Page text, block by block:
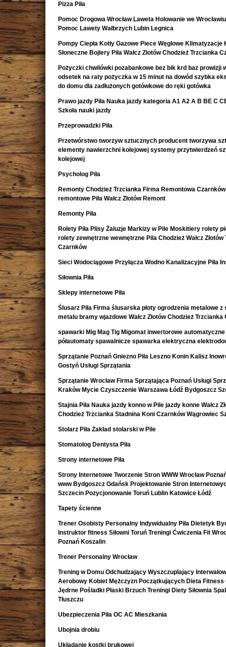
Pizza Piła
Pomoc Drogowa Wrocław Laweta Holowanie we
Pomoc Lawety Wałbrzych Lubin Legnica
Pompy Ciepła Kotły Gazowe Piece Węglowe Klimatyzacje
Słoneczne Bojlery Piła Wałcz Złotów Chodzież Trzcianka
Pożyczki chwilówki pozabankowe bez bik krd baz prowizji
odsetek na raty pożyczka w 15 minut na dowód szybka
do domu dla zadłużonych gotówkowe do ręki gotówka
Prawo jazdy Piła Nauka jazdy kategoria A1 A2 A B BE C
Szkoła nauki jazdy
Przeprowadzki Piła
Przetwórstwo tworzyw sztucznych producent tworzywa
elementy nawierzchni kolejowej systemy przytwierdzeń
kolejowej
Psycholog Piła
Remonty Chodzież Trzcianka Firma Remontowa Czarnków
remontowe Piła Wałcz Złotów Remont
Remonty Piła
Rolety Piła Plisy Żaluzje Markizy w Pile Moskitiery rolety
rolety zewnętrzne wewnętrzne Pila Chodzież Wałcz Złotów
Czarnków
Sieci Wodociągowe Przyłącza Wodno Kanalizacyjne Piła
Siłownia Piła
Sklepy internetowe Piła
Ślusarz Piła Firma ślusarska płoty ogrodzenia metalowe z
metalu bramy wjazdowe Wałcz Złotów Chodzież Trzcianka
spawarki Mig Mag Tig Migomat inwertorowe automatyczne
półautomaty spawalnicze spawarka elektryczna
Sprzątanie Poznań Gniezno Piła Leszno Konin Kalisz
Gostyń Usługi Sprzątania
Sprzątanie Wrocław Firma Sprzątająca Poznań Usługi
Kraków Mycie Czyszczenie Warszawa Łódź Bydgoszcz
Stajnia Piła Nauka jazdy konno w Pile jazdy konne Wałcz
Chodzież Trzcianka Stadnina Koni Czarnków Wągrowiec
Stolarz Piła Zakład stolarski w Pile
Stomatolog Dentysta Piła
Strony internetowe Piła
Strony Internetowe Tworzenie Stron WWW Wrocław
www Bydgoszcz Gdańsk Projektowanie Stron
Szczecin Pozycjonowanie Toruń Lublin Katowice Łódź
Tapety ścienne
Trener Osobisty Personalny Indywidualny Piła Dietetyk
Instruktor fitness Siłowni Toruń Treningi Ćwiczenia Fit
Poznań Koszalin
Trener Personalny Wrocław
Trening w Domu Odchudzający Wyszczuplający
Aerobowy Kobiet Mężczyzn Początkujących Dieta Fitness
Jędrne Pośladki Płaski Brzuch Treningi Diety Siłownia
Tłuszczu
Ubezpieczenia Piła OC AC Mieszkania
Ubojnia drobiu
Układanie kostki brukowej